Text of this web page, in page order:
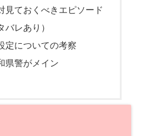
見ておくべきエピソード
レあり）
定についての考察
県警がメイン